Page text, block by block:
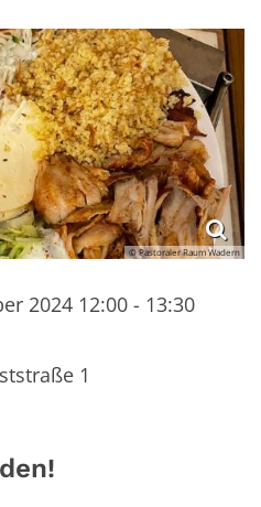
© Pastoraler Raum Wadern
2024 12:00 - 13:30
1